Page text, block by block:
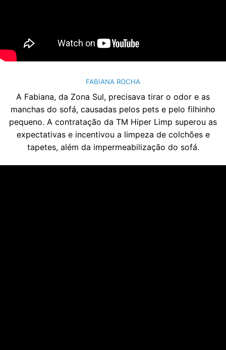
FABIANA ROCHA
A Fabiana, da Zona Sul, precisava tirar o odor e as
manchas do sofá, causadas pelos pets e pelo filhinho
pequeno. A contratação da TM Hiper Limp superou as
expectativas e incentivou a limpeza de colchões e
tapetes, além da impermeabilização do sofá.